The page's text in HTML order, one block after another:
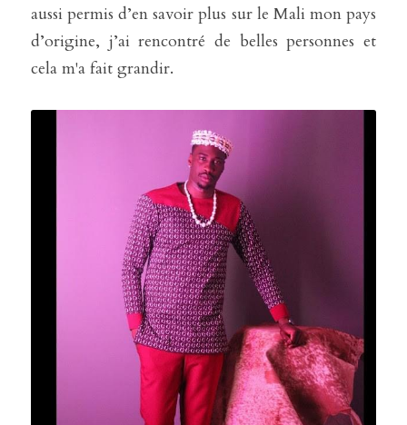
aussi permis d’en savoir plus sur le Mali mon pays
d’origine, j’ai rencontré de belles personnes et
cela m'a fait grandir.